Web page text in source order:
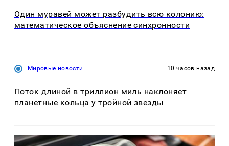
Один муравей может разбудить всю колонию:
математическое объяснение синхронности
Мировые новости 10 часов назад
Поток длиной в триллион миль наклоняет
планетные кольца у тройной звезды